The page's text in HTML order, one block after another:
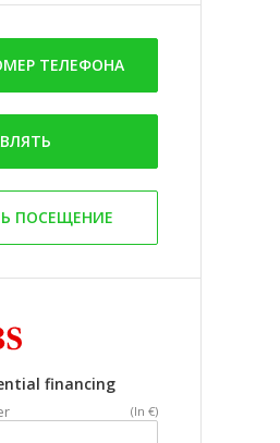
ТЕЛЕФОНА
ПОСЕЩЕНИЕ
financing
(In €)